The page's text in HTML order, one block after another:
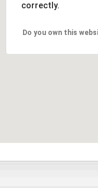
correctly.
Do you own this